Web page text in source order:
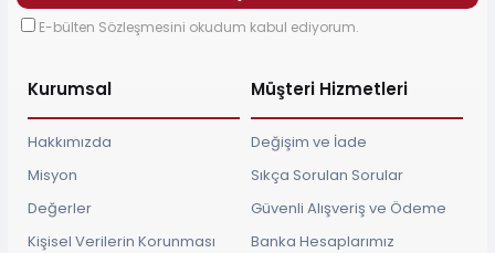
E-bülten Sözleşmesini okudum kabul ediyorum.
Kurumsal
Hakkımızda
Misyon
Değerler
Kişisel Verilerin Korunması
Müşteri Hizmetleri
Değişim ve İade
Sıkça Sorulan Sorular
Güvenli Alışveriş ve Ödeme
Banka Hesaplarımız